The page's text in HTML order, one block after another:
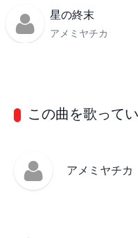
星の終末
アメミヤチカ
この曲を歌って
アメミヤチカ